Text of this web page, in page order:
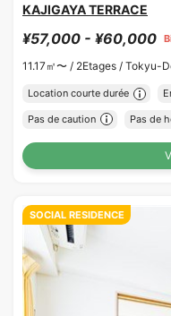
KAJIGAYA TERRACE
¥57,000 - ¥60,000
11.17㎡〜 / 2Etages / Tokyu-
Location courte durée
Pas de caution Pas de
SOCIAL RESIDENCE